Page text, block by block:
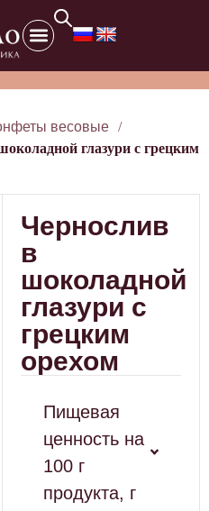
весовые /
глазури с грецким
Чернослив
в
шоколадной
глазури с
грецким
орехом
Пищевая
ценность на
100 г
продукта, г